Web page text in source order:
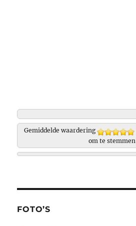
Gemiddelde waardering
om te stemmen
FOTO’S